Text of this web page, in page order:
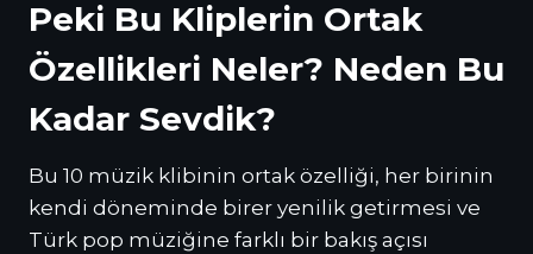
Peki Bu Kliplerin Ortak
Özellikleri Neler? Neden Bu
Kadar Sevdik?
Bu 10 müzik klibinin ortak özelliği, her birinin
kendi döneminde birer yenilik getirmesi ve
Türk pop müziğine farklı bir bakış açısı